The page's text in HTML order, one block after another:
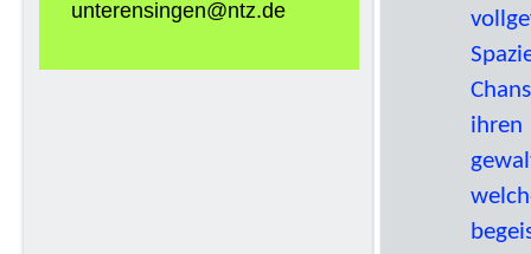
unterensingen@ntz.de